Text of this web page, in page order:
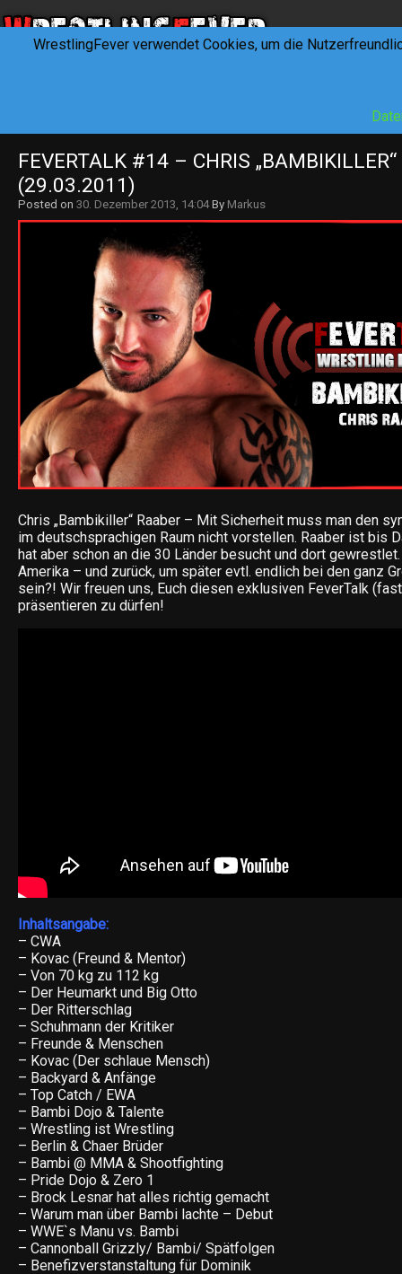
FEVERTALK #14 – CHRIS „BAMBIKILLER“
(29.03.2011)
Posted on 30. Dezember 2013, 14:04By Markus
Chris „Bambikiller“ Raaber – Mit Sicherheit muss man den
im deutschsprachigen Raum nicht vorstellen. Raaber ist bis
hat aber schon an die 30 Länder besucht und dort
Amerika – und zurück, um später evtl. endlich bei den ganz
sein?! Wir freuen uns, Euch diesen exklusiven FeverTalk
präsentieren zu dürfen!
Inhaltsangabe:
– CWA
– Kovac (Freund & Mentor)
– Von 70 kg zu 112 kg
– Der Heumarkt und Big Otto
– Der Ritterschlag
– Schuhmann der Kritiker
– Freunde & Menschen
– Kovac (Der schlaue Mensch)
– Backyard & Anfänge
– Top Catch / EWA
– Bambi Dojo & Talente
– Wrestling ist Wrestling
– Berlin & Chaer Brüder
– Bambi @ MMA & Shootfighting
– Pride Dojo & Zero 1
– Brock Lesnar hat alles richtig gemacht
– Warum man über Bambi lachte – Debut
– WWE`s Manu vs. Bambi
– Cannonball Grizzly/ Bambi/ Spätfolgen
– Benefizverstanstaltung für Dominik
WrestlingFever verwendet Cookies, um die